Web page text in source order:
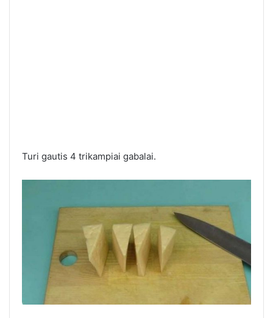
Turi gautis 4 trikampiai gabalai.